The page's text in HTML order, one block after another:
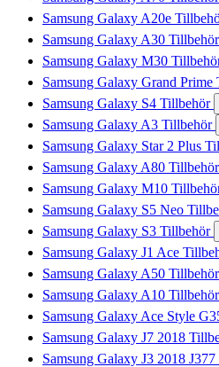
Samsung Galaxy A20e
Samsung Galaxy A30 Tillbehör
Samsung Galaxy M30
Samsung Galaxy Grand Prime
Samsung Galaxy S4 Tillbehör
Samsung Galaxy A3 Tillbehör
Samsung Galaxy Star 2 Plus
Samsung Galaxy A80 Tillbehör
Samsung Galaxy M10
Samsung Galaxy S5 Neo
Samsung Galaxy S3 Tillbehör
Samsung Galaxy J1 Ace
Samsung Galaxy A50 Tillbehör
Samsung Galaxy A10 Tillbehör
Samsung Galaxy Ace Style
Samsung Galaxy J7 2018
Samsung Galaxy J3 2018